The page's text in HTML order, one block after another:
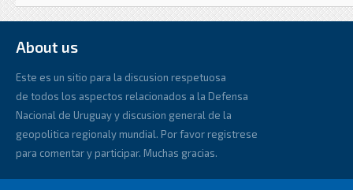
About us
Este es un sitio para la discusion respetuosa
de todos los aspectos relacionados a la Defensa
Nacional de Uruguay y discusion general de la
geopolitica regionaly mundial. Por favor registrese
para comentar y participar. Muchas gracias.